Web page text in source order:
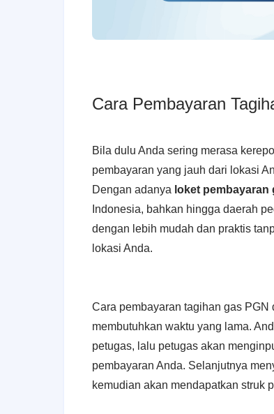
Cara Pembayaran
Bila dulu Anda sering merasa
pembayaran yang jauh dari lokasi
Dengan adanya loket pembayaran
Indonesia, bahkan hingga daerah
dengan lebih mudah dan praktis
lokasi Anda.
Cara pembayaran tagihan gas PGN
membutuhkan waktu yang lama.
petugas, lalu petugas akan
pembayaran Anda. Selanjutnya
kemudian akan mendapatkan struk